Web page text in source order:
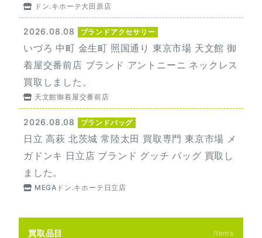
ドン.キホーテ大田原店
2026.08.08 ブランドアクセサリー
いづろ 中町 金生町 照国通り 東京市場 天文館 御
着屋交番前店 ブランド アントニーニ ネックレス
買取しました。
天文館御着屋交番前店
2026.08.08 ブランドバッグ
日立 高萩 北茨城 常陸太田 買取専門 東京市場 メ
ガドンキ 日立店 ブランド グッチ バッグ 買取し
ました。
MEGAドン.キホーテ日立店
買取品目 Items